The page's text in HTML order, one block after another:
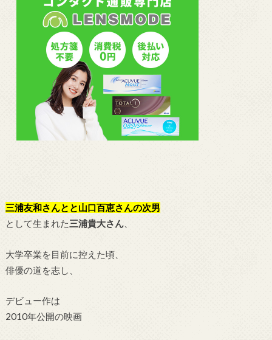
三浦友和さんとと山口百恵さんの次男
として生まれた三浦貴大さん、
大学卒業を目前に控えた頃、
俳優の道を志し、
デビュー作は
2010年公開の映画